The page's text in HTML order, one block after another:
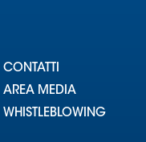
CONTATTI
AREA MEDIA
WHISTLEBLOWING